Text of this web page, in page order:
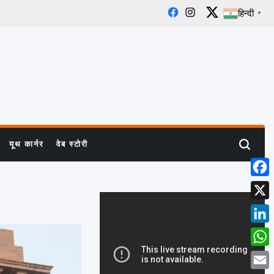
Facebook
Instagram
X हिन्दी ▼
यूथ कार्नर वेब स्टोरी Search
X